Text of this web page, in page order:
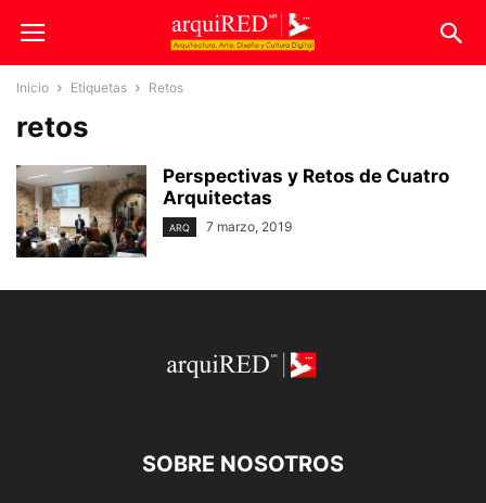
Inicio Etiquetas Retos
retos
Perspectivas y Retos de Cuatro
Arquitectas
ARQ 7 marzo, 2019
SOBRE NOSOTROS